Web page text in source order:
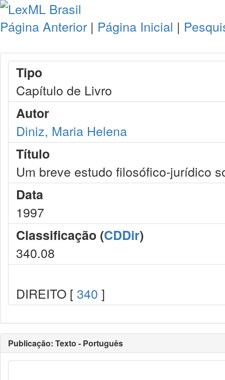
Página Anterior | Página Inicial |
Tipo
Capítulo de Livro
Autor
Diniz, Maria Helena
Título
Um breve estudo filosófico-jurídico
Data
1997
Classificação (CDDir)
340.08
DIREITO [ 340 ]
Publicação: Texto - Português